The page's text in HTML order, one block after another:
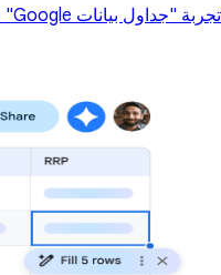
تجربة "جداول بيانات Google" في العمل